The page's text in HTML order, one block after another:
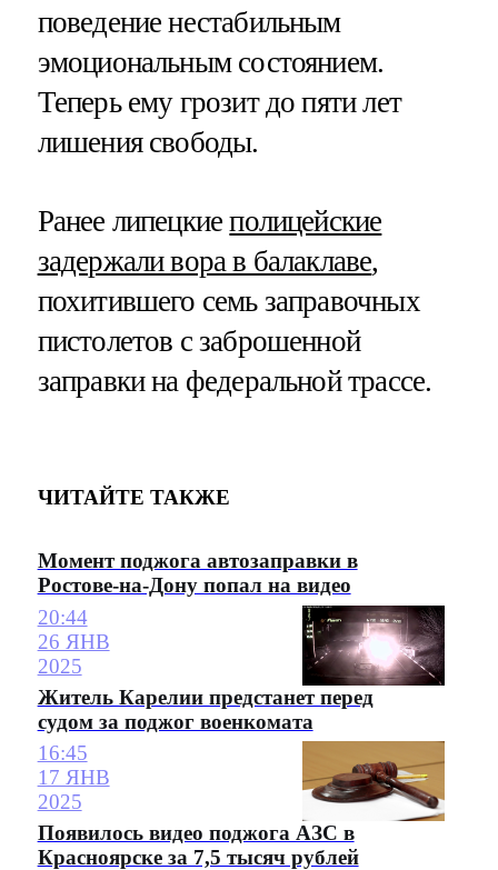
поведение нестабильным
эмоциональным состоянием.
Теперь ему грозит до пяти лет
лишения свободы.
Ранее липецкиеполицейские
задержали вора в балаклаве,
похитившего семь заправочных
пистолетов с заброшенной
заправки на федеральной трассе.
ЧИТАЙТЕ ТАКЖЕ
Момент поджога автозаправки в
Ростове-на-Дону попал на видео
20:44
26 ЯНВ
2025
Житель Карелии предстанет перед
судом за поджог военкомата
16:45
17 ЯНВ
2025
Появилось видео поджога АЗС в
Красноярске за 7,5 тысяч рублей